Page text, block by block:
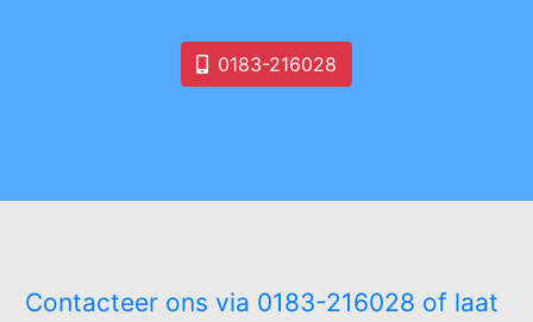
0183-216028
Contacteer ons via 0183-216028 of laat